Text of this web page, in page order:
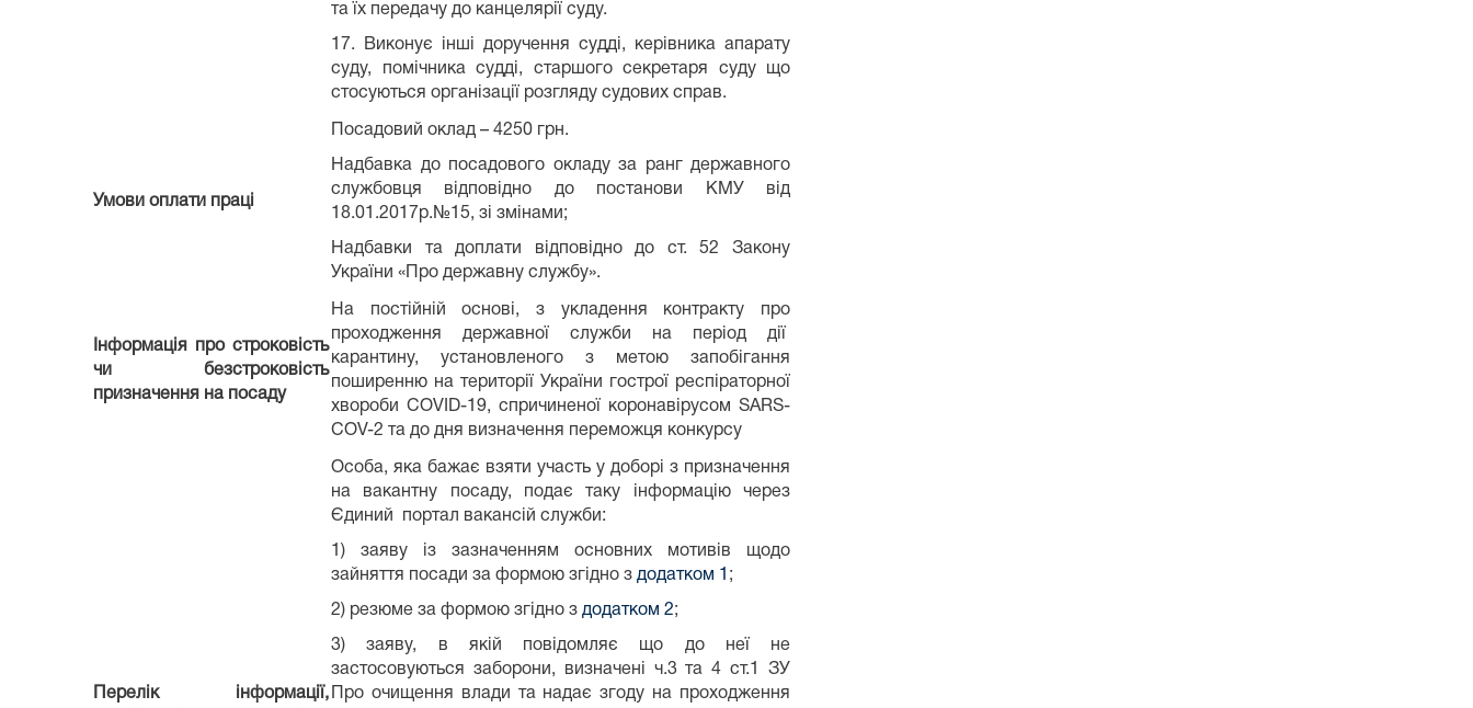
та їх передачу до канцелярії суду.
17. Виконує інші доручення судді, керівника апарату
суду, помічника судді, старшого секретаря суду що
стосуються організації розгляду судових справ.
Умови оплати праці
Посадовий оклад – 4250 грн.
Надбавка до посадового окладу за ранг державного
службовця відповідно до постанови КМУ від
18.01.2017р.№15, зі змінами;
Надбавки та доплати відповідно до ст. 52 Закону
України «Про державну службу».
Інформація про строковість
чи безстроковість
призначення на посаду
На постійній основі, з укладення контракту про
проходження державної служби на період дії
карантину, установленого з метою запобігання
поширенню на території України гострої респіраторної
хвороби COVID-19, спричиненої коронавірусом SARS-
COV-2 та до дня визначення переможця конкурсу
Перелік інформації,
Особа, яка бажає взяти участь у доборі з призначення
на вакантну посаду, подає таку інформацію через
Єдиний портал вакансій служби:
1) заяву із зазначенням основних мотивів щодо
зайняття посади за формою згідно з додатком 1 ;
2) резюме за формою згідно з додатком 2;
3) заяву, в якій повідомляє що до неї не
застосовуються заборони, визначені ч.3 та 4 ст.1 ЗУ
Про очищення влади та надає згоду на проходження